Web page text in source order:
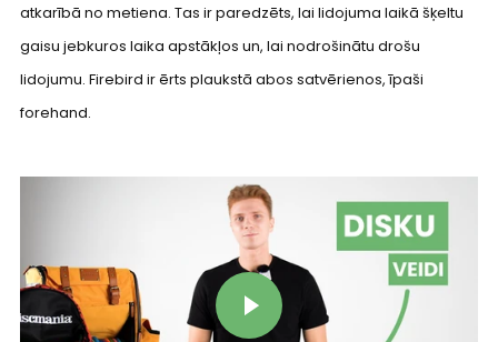
atkarībā no metiena. Tas ir paredzēts, lai lidojuma laikā šķeltu
gaisu jebkuros laika apstākļos un, lai nodrošinātu drošu
lidojumu. Firebird ir ērts plaukstā abos satvērienos, īpaši
forehand.
Play video